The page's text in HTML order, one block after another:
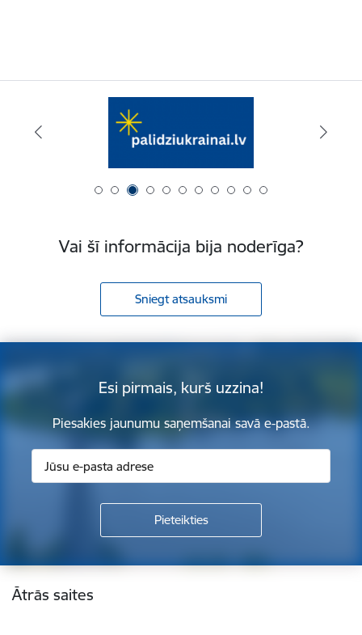
Vai šī informācija bija noderīga?
Sniegt atsauksmi
Esi pirmais, kurš uzzina!
Piesakies jaunumu saņemšanai savā e-pastā.
Kājene
Ātrās saites